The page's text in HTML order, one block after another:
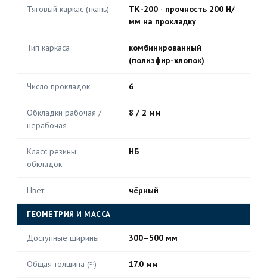
Тяговый каркас (ткань)
ТК-200 · прочность 200 Н/
мм на прокладку
Тип каркаса
комбинированный
(полиэфир-хлопок)
Число прокладок 6
Обкладки рабочая /
нерабочая
8 / 2 мм
Класс резины
обкладок
НБ
Цвет чёрный
ГЕОМЕТРИЯ И МАССА
Доступные ширины 300–500 мм
Общая толщина (≈) 17.0 мм